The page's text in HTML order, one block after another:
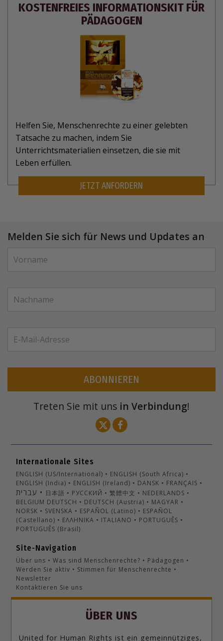
KOSTENFREIES INFORMATIONSKIT FÜR
PÄDAGOGEN
Helfen Sie, Menschenrechte zu einer gelebten
Tatsache zu machen, indem Sie
Unterrichtsmaterialien einsetzen, die sie mit
Leben erfüllen.
JETZT ANFORDERN
Melden Sie sich für News und Updates an
ABONNIEREN
Treten Sie mit uns in Verbindung!
Internationale Sites
ENGLISH (US/International)
ENGLISH (South Africa)
ENGLISH (India)
ENGLISH (Ireland) DANSK FRANÇAIS
עברית 日本語 РУССКИЙ 繁體中文
NEDERLANDS
BELGIUM DEUTSCH DEUTSCH (Austria)
MAGYAR
NORSK
SVENSKA ESPAÑOL (Latino)
ESPAÑOL
(Castellano)
ΕΛΛΗΝΙΚA ITALIANO
PORTUGUÊS
PORTUGUÊS (Brasil)‎
Site-Navigation
Über uns Was sind Menschenrechte?
Pädagogen
Werden Sie aktiv
Stimmen für Menschenrechte
Newsletter
Kontaktieren Sie uns
ÜBER UNS
United for Human Rights ist ein gemeinnütziges,